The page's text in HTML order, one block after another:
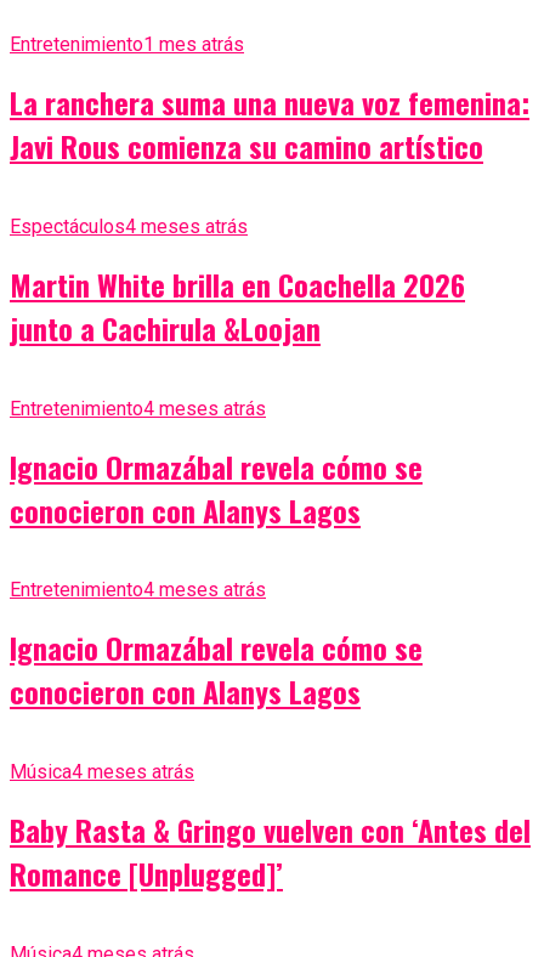
Entretenimiento1 mes atrás
La ranchera suma una nueva voz femenina:
Javi Rous comienza su camino artístico
Espectáculos4 meses atrás
Martin White brilla en Coachella 2026
junto a Cachirula &Loojan
Entretenimiento4 meses atrás
Ignacio Ormazábal revela cómo se
conocieron con Alanys Lagos
Entretenimiento4 meses atrás
Ignacio Ormazábal revela cómo se
conocieron con Alanys Lagos
Música4 meses atrás
Baby Rasta & Gringo vuelven con ‘Antes del
Romance [Unplugged]’